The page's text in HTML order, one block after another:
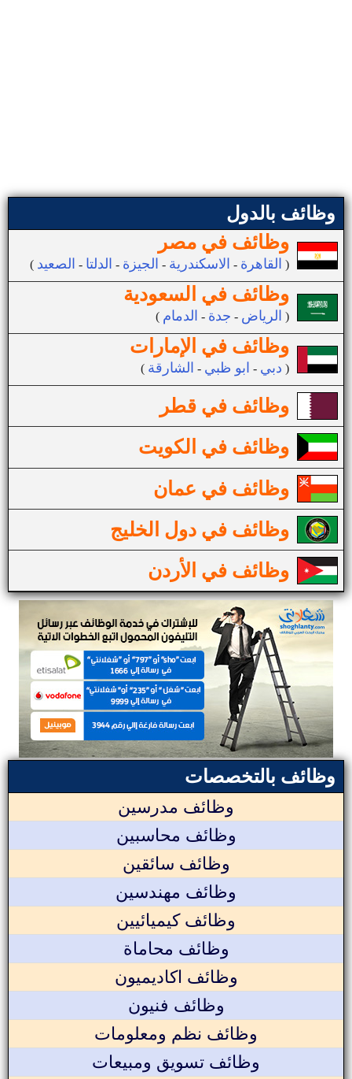
وظائف بالدول
وظائف في مصر
( القاهرة - الاسكندرية - الجيزة - الدلتا - الصعيد )
وظائف في السعودية
( الرياض - جدة - الدمام )
وظائف في الإمارات
( دبي - ابو ظبي - الشارقة )
وظائف في قطر
وظائف في الكويت
وظائف في عمان
وظائف في دول الخليج
وظائف في الأردن
وظائف بالتخصصات
وظائف مدرسين
وظائف محاسبين
وظائف سائقين
وظائف مهندسين
وظائف كيميائيين
وظائف محاماة
وظائف اكاديميون
وظائف فنيون
وظائف نظم ومعلومات
وظائف تسويق ومبيعات